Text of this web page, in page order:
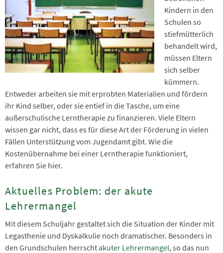
Kindern in den
Schulen so
stiefmütterlich
behandelt wird,
müssen Eltern
sich selber
kümmern.
Entweder arbeiten sie mit erprobten Materialien und fördern
ihr Kind selber, oder sie entief in die Tasche, um eine
außerschulische Lerntherapie zu finanzieren. Viele Eltern
wissen gar nicht, dass es für diese Art der Förderung in vielen
Fällen Unterstützung vom Jugendamt gibt. Wie die
Kostenübernahme bei einer Lerntherapie funktioniert,
erfahren Sie hier.
Aktuelles Problem: der akute
Lehrermangel
Mit diesem Schuljahr gestaltet sich die Situation der Kinder mit
Legasthenie und Dyskalkulie noch dramatischer. Besonders in
den Grundschulen herrschtakuter Lehrermangel, so das nun